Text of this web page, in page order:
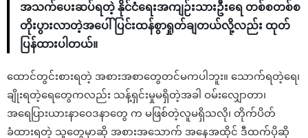
အသက်ပေးဆပ်ရတဲ့ နိုင်ငံရေးအကျဉ်းသားဦးရေ တစ်စတစ်စ
တိုးပွားလာတဲ့အပေါ် ပြင်းထန်စွာရှုတ်ချတယ်လို့လည်း ထုတ်
ပြန်ထားပါတယ်။
ထောင်တွင်းစားရတဲ့ အစားအစာတွေတင်မကပါဘူး။ သောက်ရတဲ့ရေ၊
ချိုးရတဲ့ရေတွေကလည်း သန့်ရှင်းမှုမရှိတဲ့အခါ ဝမ်းလျှောတာ၊
အရေပြားယားနာဝေဒနာတွေ က မဖြစ်တဲ့လူမရှိသလို၊ တိုက်ပိတ်
ခံထားရတဲ့ သူတွေမှာဆို အစားအသောက် အနေအထိုင် ဒီထက်ပိုဆို